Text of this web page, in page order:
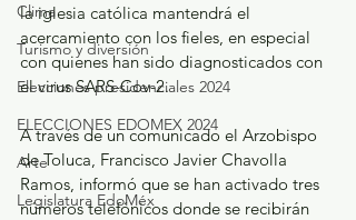
Clima
Turismo y diversión
Elecciones presidenciales 2024
ELECCIONES EDOMEX 2024
Arte
Legislatura EdoMéx
la iglesia católica mantendrá el
acercamiento con los fieles, en especial
con quienes han sido diagnosticados con
el virus SARS-Cov-2.
A través de un comunicado el Arzobispo
de Toluca, Francisco Javier Chavolla
Ramos, informó que se han activado tres
números telefónicos donde se recibirán